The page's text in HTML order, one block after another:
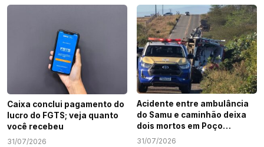
Caixa conclui pagamento do
lucro do FGTS; veja quanto
você recebeu
31/07/2026
Acidente entre ambulância
do Samu e caminhão deixa
dois mortos em Poço
Redondo
31/07/2026